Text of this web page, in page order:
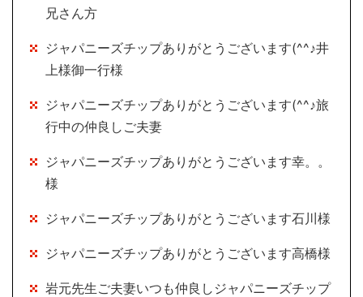
兄さん方
ジャパニーズチップありがとうございます(^^♪井
上様御一行様
ジャパニーズチップありがとうございます(^^♪旅
行中の仲良しご夫妻
ジャパニーズチップありがとうございます幸。。
様
ジャパニーズチップありがとうございます石川様
ジャパニーズチップありがとうございます高橋様
岩元先生ご夫妻いつも仲良しジャパニーズチップ